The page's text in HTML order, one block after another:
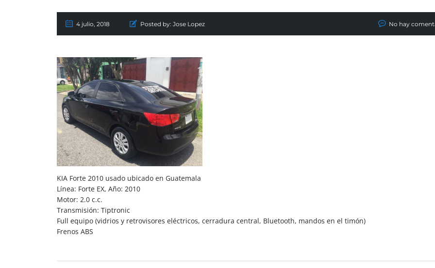
4 julio, 2018 Posted by: Jose Lopez No hay
KIA Forte 2010 usado ubicado en Guatemala
Línea: Forte EX, Año: 2010
Motor: 2.0 c.c.
Transmisión: Tiptronic
Full equipo (vidrios y retrovisores eléctricos, cerradura central, Bluetooth, mandos en el timón)
Frenos ABS